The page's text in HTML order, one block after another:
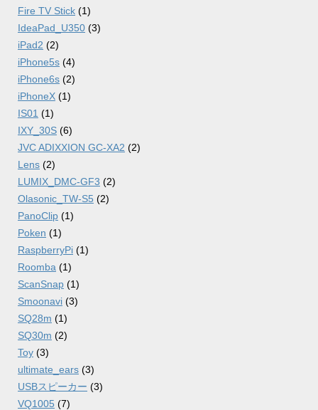
Fire TV Stick (1)
IdeaPad_U350 (3)
iPad2 (2)
iPhone5s (4)
iPhone6s (2)
iPhoneX (1)
IS01 (1)
IXY_30S (6)
JVC ADIXXION GC-XA2 (2)
Lens (2)
LUMIX_DMC-GF3 (2)
Olasonic_TW-S5 (2)
PanoClip (1)
Poken (1)
RaspberryPi (1)
Roomba (1)
ScanSnap (1)
Smoonavi (3)
SQ28m (1)
SQ30m (2)
Toy (3)
ultimate_ears (3)
USBスピーカー (3)
VQ1005 (7)